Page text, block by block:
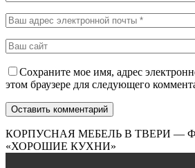
Сохраните мое имя, адрес
этом браузере для следующего
КОРПУСНАЯ МЕБЕЛЬ В ТВЕРИ —
«ХОРОШИЕ КУХНИ»